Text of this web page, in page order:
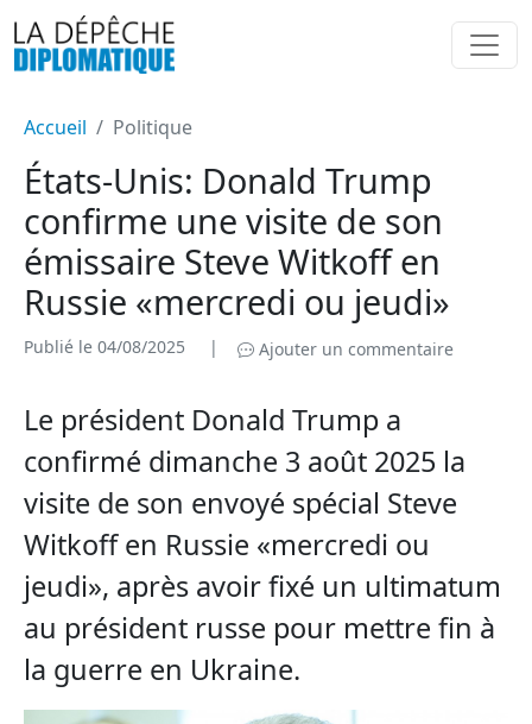
Accueil Politique
États-Unis: Donald Trump
confirme une visite de son
émissaire Steve Witkoff en
Russie «mercredi ou jeudi»
Publié le 04/08/2025 | Ajouter un commentaire
Le président Donald Trump a
confirmé dimanche 3 août 2025 la
visite de son envoyé spécial Steve
Witkoff en Russie «mercredi ou
jeudi», après avoir fixé un ultimatum
au président russe pour mettre fin à
la guerre en Ukraine.